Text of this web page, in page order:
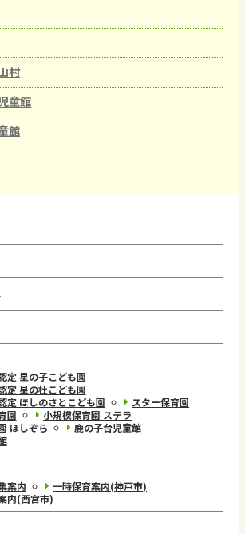
村
童館
館
定 星の子こども園
定 星の杜こども園
定 ほしのさとこども園
スター保育園
園
小規模保育園 ステラ
ほしぞら
鹿の子台児童館
案内
一時保育案内(神戸市)
内(西宮市)